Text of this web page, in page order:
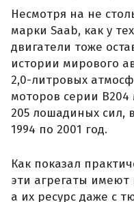
Несмотря на не
марки Saab, как у
двигатели тоже
истории мирового
2,0-литровых
моторов серии
205 лошадиных сил,
1994 по 2001 год.
Как показал
эти агрегаты имеют
а их ресурс даже с